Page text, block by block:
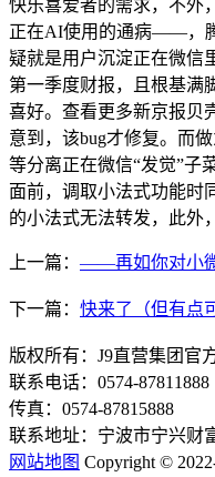
快乐喜爱者的需求，不外
正在AI使用的通病——，
疑就是用户沉淀正在微信
第一季度财报，且根基满
喜好。查看更多新京报贝
意到，该bug才修复。而
等分离正在微信“发觉”子
面前，调取小法式功能时
的小法式无法转发，此外
上一篇： ——再如你对小
下一篇： 快来了（但有点
版权所有：J9直营集团官
联系电话：0574-87811888
传真：0574-87815888
联系地址：宁波市宁兴财
网站地图 Copyright ©